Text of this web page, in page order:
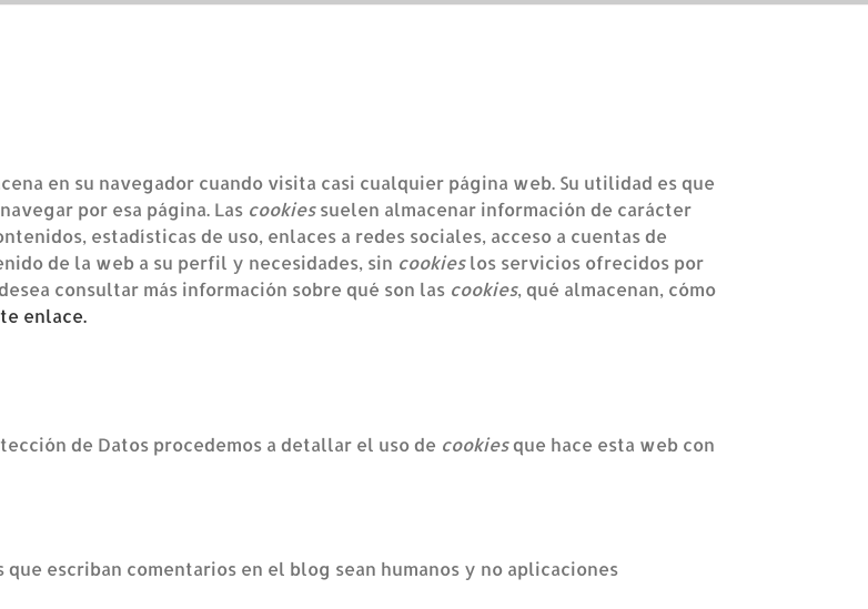
en su navegador cuando visita casi cualquier página web. Su utilidad es que
por esa página. Las cookiessuelen almacenar información de carácter
estadísticas de uso, enlaces a redes sociales, acceso a cuentas de
de la web a su perfil y necesidades, sin cookieslos servicios ofrecidos por
consultar más información sobre qué son las cookies, qué almacenan, cómo
enlace.
de Datos procedemos a detallar el uso de cookiesque hace esta web con
escriban comentarios en el blog sean humanos y no aplicaciones